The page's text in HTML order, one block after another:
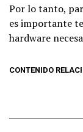
Por lo tanto,
es importante
hardware
CONTENIDO